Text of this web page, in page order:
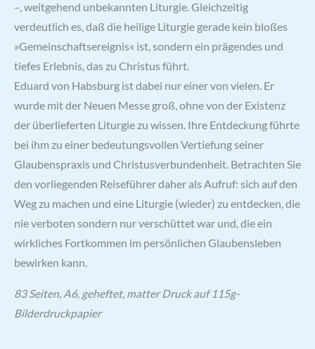
–, weitgehend unbekannten Liturgie. Gleichzeitig
verdeutlich es, daß die heilige Liturgie gerade kein bloßes
»Gemeinschaftsereignis« ist, sondern ein prägendes und
tiefes Erlebnis, das zu Christus führt.
Eduard von Habsburg ist dabei nur einer von vielen. Er
wurde mit der Neuen Messe groß, ohne von der Existenz
der überlieferten Liturgie zu wissen. Ihre Entdeckung führte
bei ihm zu einer bedeutungsvollen Vertiefung seiner
Glaubenspraxis und Christusverbundenheit. Betrachten Sie
den vorliegenden Reiseführer daher als Aufruf: sich auf den
Weg zu machen und eine Liturgie (wieder) zu entdecken, die
nie verboten sondern nur verschüttet war und, die ein
wirkliches Fortkommen im persönlichen Glaubensleben
bewirken kann.
83 Seiten, A6, geheftet, matter Druck auf 115g-
Bilderdruckpapier